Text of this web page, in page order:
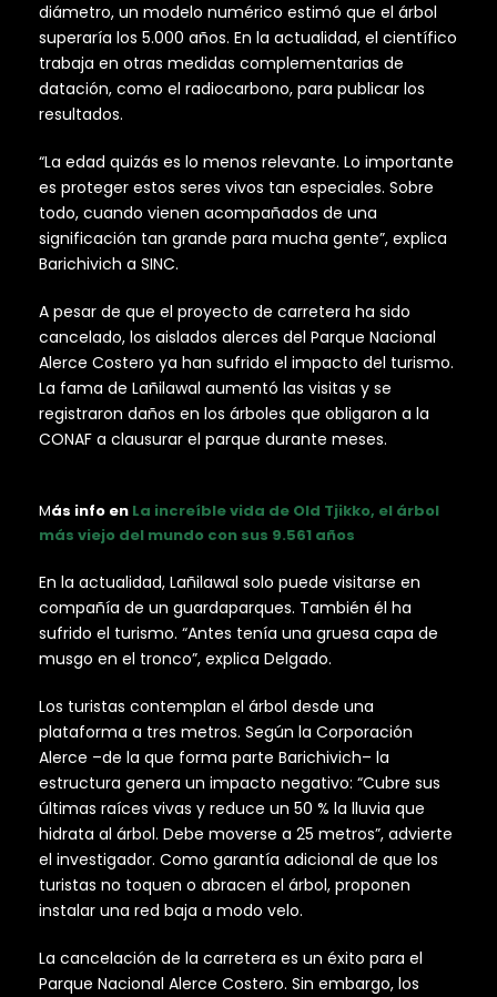
diámetro, un modelo numérico estimó que el árbol
superaría los 5.000 años. En la actualidad, el científico
trabaja en otras medidas complementarias de
datación, como el radiocarbono, para publicar los
resultados.
“La edad quizás es lo menos relevante. Lo importante
es proteger estos seres vivos tan especiales. Sobre
todo, cuando vienen acompañados de una
significación tan grande para mucha gente”, explica
Barichivich a SINC.
A pesar de que el proyecto de carretera ha sido
cancelado, los aislados alerces del Parque Nacional
Alerce Costero ya han sufrido el impacto del turismo.
La fama de Lañilawal aumentó las visitas y se
registraron daños en los árboles que obligaron a la
CONAF a clausurar el parque durante meses.
Más info en La increíble vida de Old Tjikko, el árbol
más viejo del mundo con sus 9.561 años
En la actualidad, Lañilawal solo puede visitarse en
compañía de un guardaparques. También él ha
sufrido el turismo. “Antes tenía una gruesa capa de
musgo en el tronco”, explica Delgado.
Los turistas contemplan el árbol desde una
plataforma a tres metros. Según la Corporación
Alerce –de la que forma parte Barichivich– la
estructura genera un impacto negativo: “Cubre sus
últimas raíces vivas y reduce un 50 % la lluvia que
hidrata al árbol. Debe moverse a 25 metros”, advierte
el investigador. Como garantía adicional de que los
turistas no toquen o abracen el árbol, proponen
instalar una red baja a modo velo.
La cancelación de la carretera es un éxito para el
Parque Nacional Alerce Costero. Sin embargo, los